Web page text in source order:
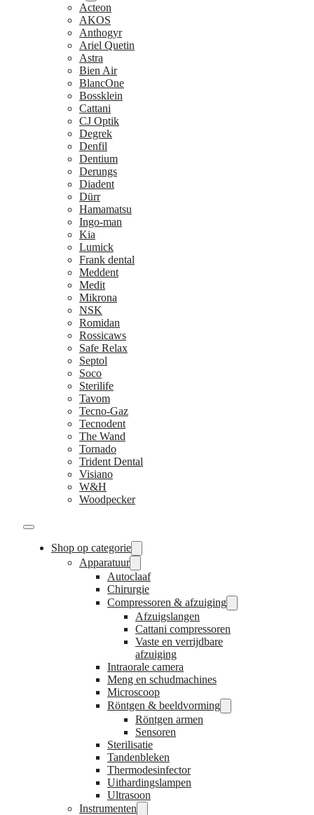
Acteon
AKOS
Anthogyr
Ariel Quetin
Astra
Bien Air
BlancOne
Bossklein
Cattani
CJ Optik
Degrek
Denfil
Dentium
Derungs
Diadent
Dürr
Hamamatsu
Ingo-man
Kia
Lumick
Frank dental
Meddent
Medit
Mikrona
NSK
Romidan
Rossicaws
Safe Relax
Septol
Soco
Sterilife
Tavom
Tecno-Gaz
Tecnodent
The Wand
Tornado
Trident Dental
Visiano
W&H
Woodpecker
Shop op categorie
Apparatuur
Autoclaaf
Chirurgie
Compressoren & afzuiging
Afzuigslangen
Cattani compressoren
Vaste en verrijdbare
afzuiging
Intraorale camera
Meng en schudmachines
Microscoop
Röntgen & beeldvorming
Röntgen armen
Sensoren
Sterilisatie
Tandenbleken
Thermodesinfector
Uithardingslampen
Ultrasoon
Instrumenten